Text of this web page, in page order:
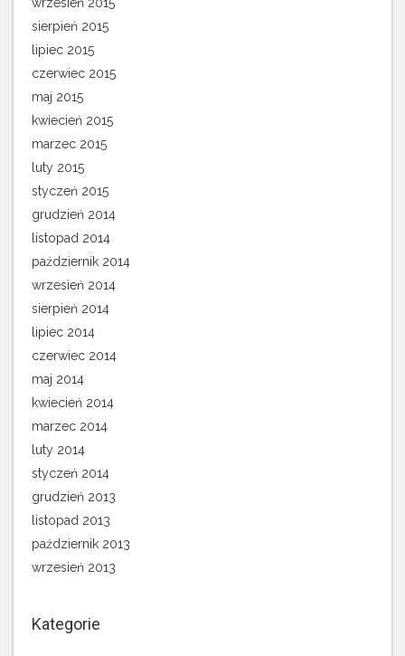
sierpień 2015
lipiec 2015
czerwiec 2015
maj 2015
kwiecień 2015
marzec 2015
luty 2015
styczeń 2015
grudzień 2014
listopad 2014
październik 2014
wrzesień 2014
sierpień 2014
lipiec 2014
czerwiec 2014
maj 2014
kwiecień 2014
marzec 2014
luty 2014
styczeń 2014
grudzień 2013
listopad 2013
październik 2013
wrzesień 2013
Kategorie